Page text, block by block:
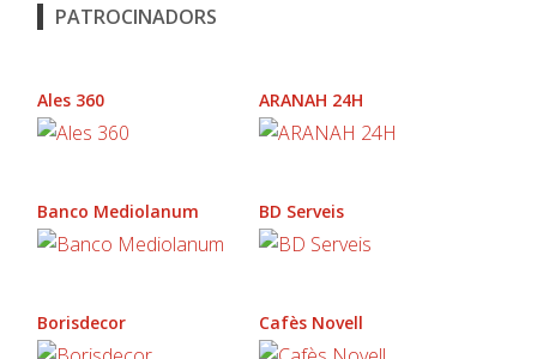
PATROCINADORS
Ales 360 ARANAH 24H
Banco Mediolanum BD Serveis
Borisdecor Cafès Novell